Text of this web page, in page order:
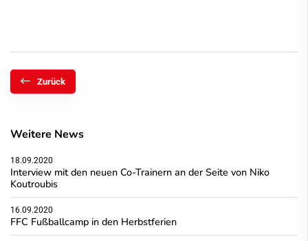
Zurück
Weitere News
18.09.2020
Interview mit den neuen Co-Trainern an der Seite von Niko
Koutroubis
16.09.2020
FFC Fußballcamp in den Herbstferien